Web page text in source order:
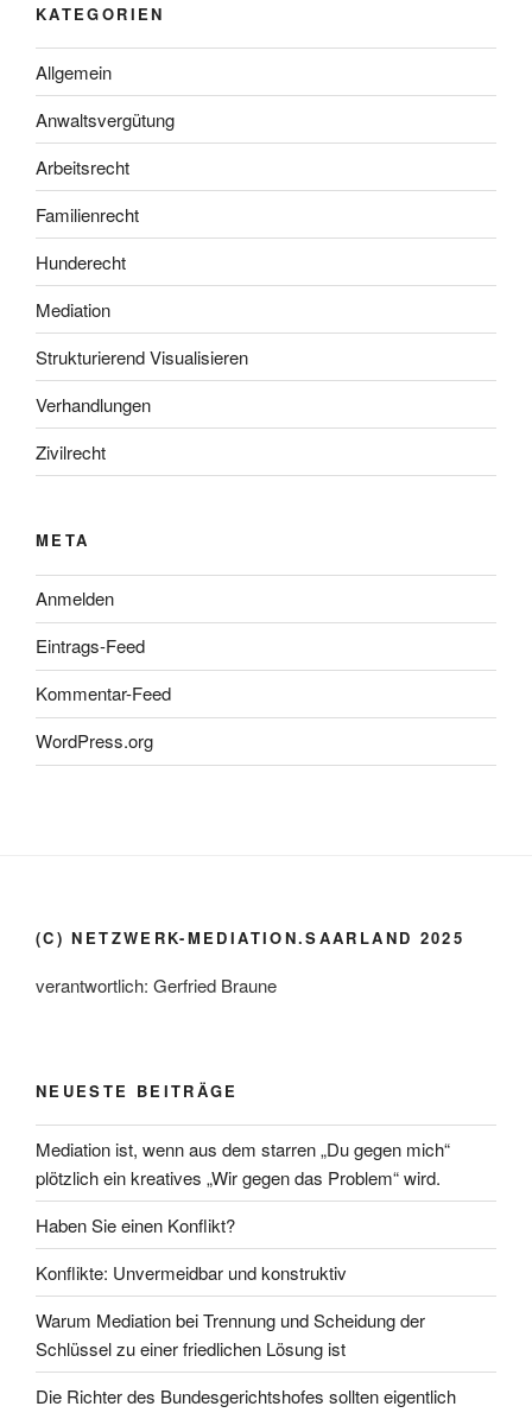
KATEGORIEN
Allgemein
Anwaltsvergütung
Arbeitsrecht
Familienrecht
Hunderecht
Mediation
Strukturierend Visualisieren
Verhandlungen
Zivilrecht
META
Anmelden
Eintrags-Feed
Kommentar-Feed
WordPress.org
(C) NETZWERK-MEDIATION.SAARLAND 2025
verantwortlich: Gerfried Braune
NEUESTE BEITRÄGE
Mediation ist, wenn aus dem starren „Du gegen mich“
plötzlich ein kreatives „Wir gegen das Problem“ wird.
Haben Sie einen Konflikt?
Konflikte: Unvermeidbar und konstruktiv
Warum Mediation bei Trennung und Scheidung der
Schlüssel zu einer friedlichen Lösung ist
Die Richter des Bundesgerichtshofes sollten eigentlich